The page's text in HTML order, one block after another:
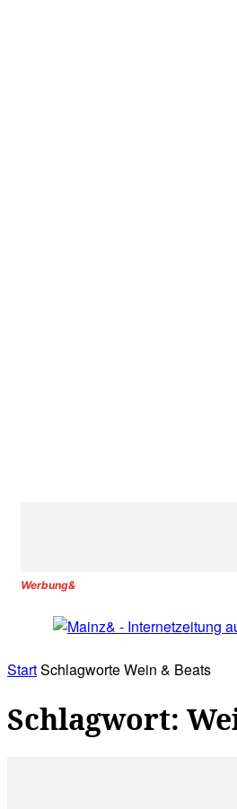
Werbung&
StartSchlagworteWein & Beats
Schlagwort: